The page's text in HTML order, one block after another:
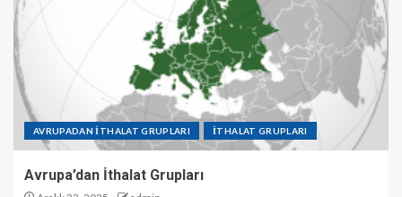
AVRUPADAN İTHALAT GRUPLARI İTHALAT GRUPLARI
Avrupa’dan İthalat Grupları